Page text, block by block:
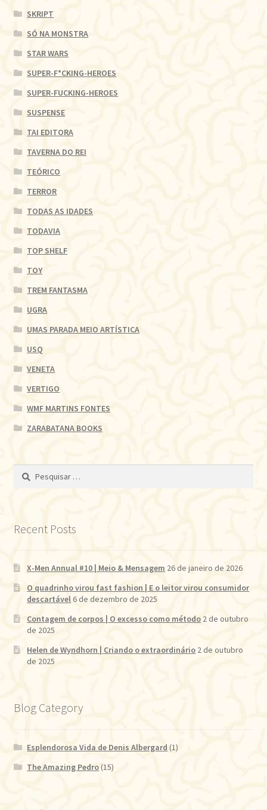
SKRIPT
SÓ NA MONSTRA
STAR WARS
SUPER-F*CKING-HEROES
SUPER-FUCKING-HEROES
SUSPENSE
TAI EDITORA
TAVERNA DO REI
TEÓRICO
TERROR
TODAS AS IDADES
TODAVIA
TOP SHELF
TOY
TREM FANTASMA
UGRA
UMAS PARADA MEIO ARTÍSTICA
USQ
VENETA
VERTIGO
WMF MARTINS FONTES
ZARABATANA BOOKS
Pesquisar
Recent Posts
X-Men Annual #10 | Meio & Mensagem 26 de janeiro de 2026
O quadrinho virou fast fashion | E o leitor virou consumidor
descartável 6 de dezembro de 2025
Contagem de corpos | O excesso como método 2 de outubro
de 2025
Helen de Wyndhorn | Criando o extraordinário 2 de outubro
de 2025
Blog Category
Esplendorosa Vida de Denis Albergard (1)
The Amazing Pedro(15)